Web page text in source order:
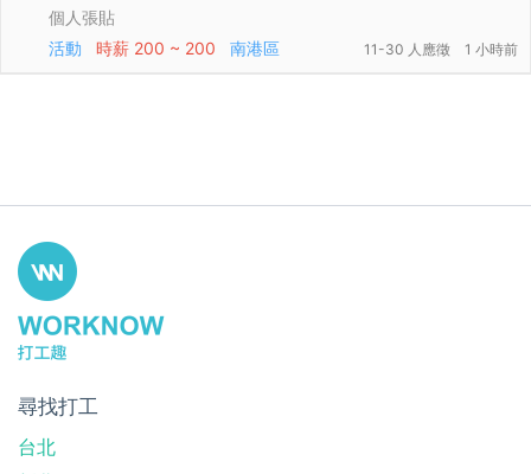
個人張貼
活動
時薪 200 ~ 200 南港區 11-30 人應徵 1 小時前
尋找打工
台北